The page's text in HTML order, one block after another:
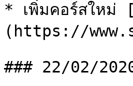
* เพิ่มคอร์สใหม่
(https://
### 22/02/